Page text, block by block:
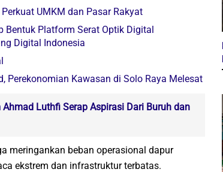
UMKM dan Pasar Rakyat
Bentuk Platform Serat Optik Digital
Digital Indonesia
Perekonomian Kawasan di Solo Raya Melesat
Luthfi Serap Aspirasi Dari Buruh dan
meringankan beban operasional dapur
ekstrem dan infrastruktur terbatas.